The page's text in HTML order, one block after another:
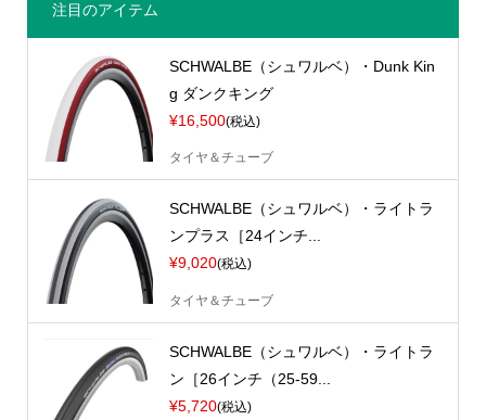
注目のアイテム
SCHWALBE（シュワルベ）・Dunk Kin
g ダンクキング
¥16,500(税込)
タイヤ＆チューブ
SCHWALBE（シュワルベ）・ライトラ
ンプラス［24インチ...
¥9,020(税込)
タイヤ＆チューブ
SCHWALBE（シュワルベ）・ライトラ
ン［26インチ（25-59...
¥5,720(税込)